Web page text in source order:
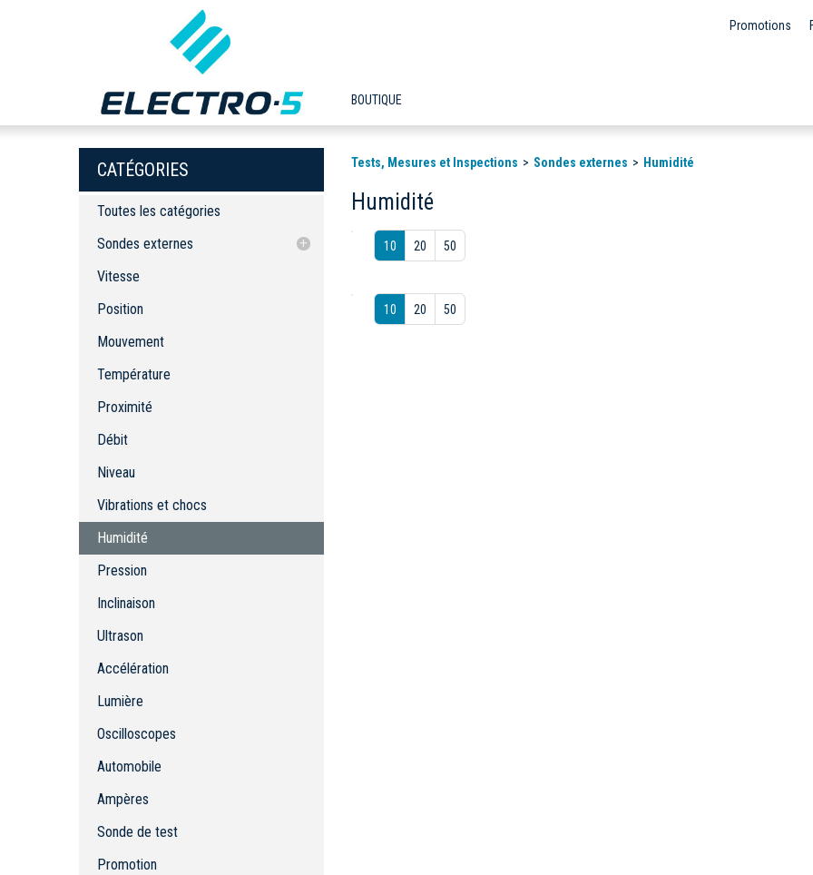
Promotions
BOUTIQUE
CATÉGORIES
Toutes les catégories
Sondes externes
Vitesse
Température
Proximité
Niveau
Vibrations et chocs
Inclinaison
Ultrason
Accélération
Lumière
Oscilloscopes
Automobile
Sonde de test
Vitesse
Position
Mouvement
Température
Proximité
Débit
Niveau
Vibrations et chocs
Humidité
Pression
Inclinaison
Ultrason
Accélération
Lumière
Oscilloscopes
Automobile
Ampères
Sonde de test
Promotion
Tests, Mesures et Inspections Sondes externes Humidité
Humidité
10 20 50
10 20 50